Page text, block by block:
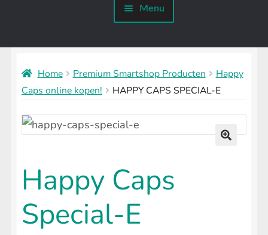
Menu
SMARTSHOP
Submenu
SHROOMSHOP
Submenu
uitvouwen
HEADSHOP
Submenu
Home Premium Smartshop Producten
Happy
Caps online kopen!
HAPPY CAPS SPECIAL-E
Happy Caps
Special-E